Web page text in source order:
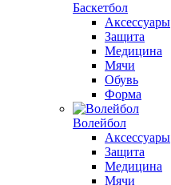
Баскетбол
Аксессуары
Защита
Медицина
Мячи
Обувь
Форма
Волейбол
Аксессуары
Защита
Медицина
Мячи